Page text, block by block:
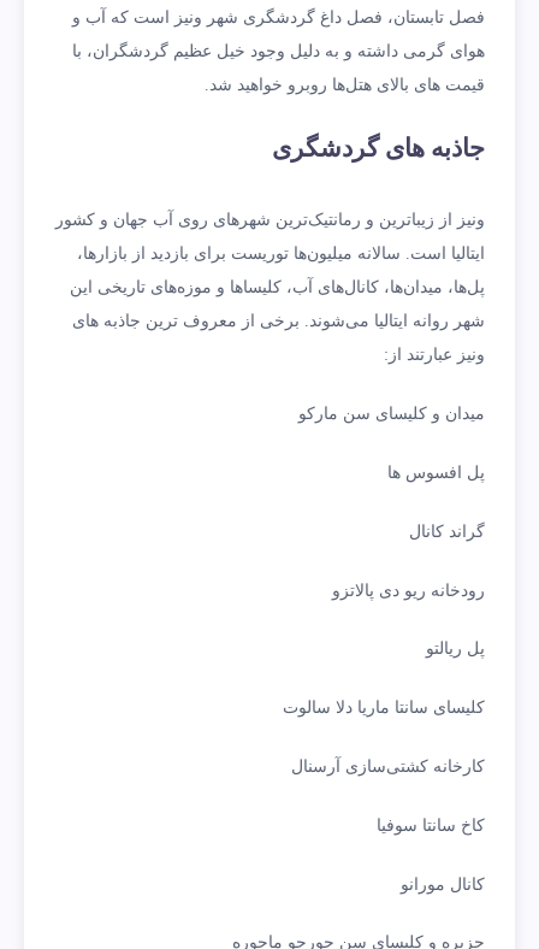
فصل تابستان، فصل داغ گردشگری شهر ونیز است که آب و
هوای گرمی داشته و به دلیل وجود خیل عظیم گردشگران، با
قیمت های بالای هتل‌ها روبرو خواهید شد.
جاذبه های گردشگری
ونیز از زیباترین و رمانتیک‌ترین شهرهای روی آب جهان و کشور
ایتالیا است. سالانه میلیون‌ها توریست برای بازدید از بازارها،
پل‌ها، میدان‌ها، کانال‌های آب، کلیساها و موزه‌های تاریخی این
شهر روانه ایتالیا می‌شوند. برخی از معروف ترین جاذبه های
ونیز عبارتند از:
میدان و کلیسای سن مارکو
پل افسوس ها
گراند کانال
رودخانه ریو دی پالاتزو
پل ریالتو
کلیسای سانتا ماریا دلا سالوت
کارخانه کشتی‌سازی آرسنال
کاخ سانتا سوفیا
کانال مورانو
جزیره و کلیسای سن جورجو ماجوره